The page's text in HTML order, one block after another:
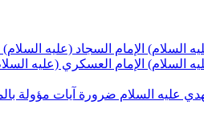
السلام) الإمام السجاد (عليه السلام)
السلام) الإمام العسكري (عليه
عليه السلام ضرورة آيات مؤولة